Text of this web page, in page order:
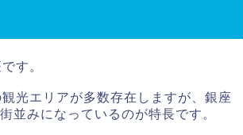
す。
光エリアが多数存在しますが、銀座
並みになっているのが特長です。